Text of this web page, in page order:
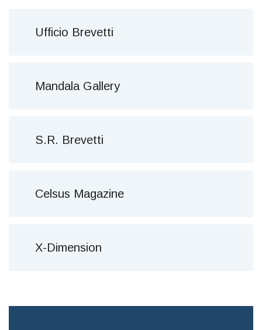
Ufficio Brevetti
Mandala Gallery
S.R. Brevetti
Celsus Magazine
X-Dimension